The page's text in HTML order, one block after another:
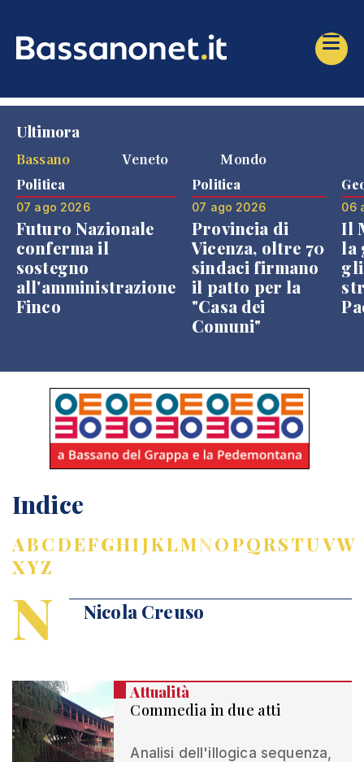
Ultimora
Bassano
Veneto Mondo
Politica
07 ago 2026
Futuro Nazionale
conferma il
sostegno
all'amministrazione
Finco
Politica
07 ago 2026
Provincia di
Vicenza, oltre 70
sindaci firmano
il patto per la
"Casa dei
Comuni"
06
Il
la
Indice
ABCDEFGHIJKLMNOPQRSTUVW
XYZ
N Nicola Creuso
Attualità
Commedia in due atti
Analisi dell'illogica sequenza,